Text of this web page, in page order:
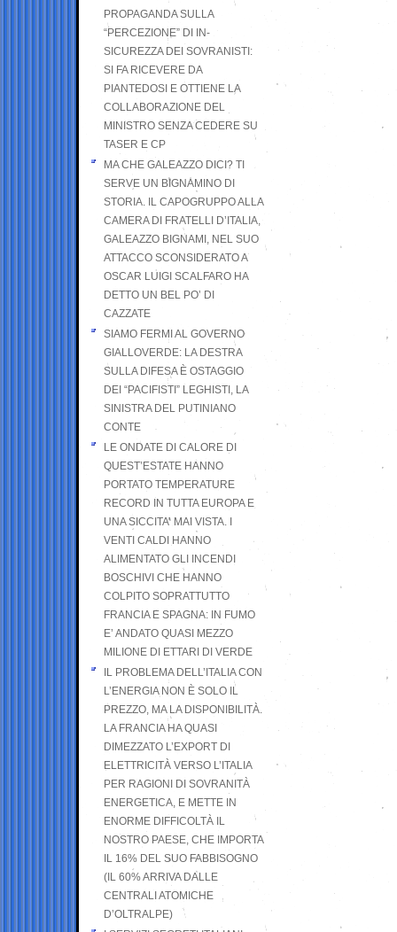
PROPAGANDA SULLA
“PERCEZIONE” DI IN-
SICUREZZA DEI SOVRANISTI:
SI FA RICEVERE DA
PIANTEDOSI E OTTIENE LA
COLLABORAZIONE DEL
MINISTRO SENZA CEDERE SU
TASER E CP
MA CHE GALEAZZO DICI? TI
SERVE UN BIGNAMINO DI
STORIA. IL CAPOGRUPPO ALLA
CAMERA DI FRATELLI D’ITALIA,
GALEAZZO BIGNAMI, NEL SUO
ATTACCO SCONSIDERATO A
OSCAR LUIGI SCALFARO HA
DETTO UN BEL PO’ DI
CAZZATE
SIAMO FERMI AL GOVERNO
GIALLOVERDE: LA DESTRA
SULLA DIFESA È OSTAGGIO
DEI “PACIFISTI” LEGHISTI, LA
SINISTRA DEL PUTINIANO
CONTE
LE ONDATE DI CALORE DI
QUEST’ESTATE HANNO
PORTATO TEMPERATURE
RECORD IN TUTTA EUROPA E
UNA SICCITA’ MAI VISTA. I
VENTI CALDI HANNO
ALIMENTATO GLI INCENDI
BOSCHIVI CHE HANNO
COLPITO SOPRATTUTTO
FRANCIA E SPAGNA: IN FUMO
E’ ANDATO QUASI MEZZO
MILIONE DI ETTARI DI VERDE
IL PROBLEMA DELL’ITALIA CON
L’ENERGIA NON È SOLO IL
PREZZO, MA LA DISPONIBILITÀ.
LA FRANCIA HA QUASI
DIMEZZATO L’EXPORT DI
ELETTRICITÀ VERSO L’ITALIA
PER RAGIONI DI SOVRANITÀ
ENERGETICA, E METTE IN
ENORME DIFFICOLTÀ IL
NOSTRO PAESE, CHE IMPORTA
IL 16% DEL SUO FABBISOGNO
(IL 60% ARRIVA DALLE
CENTRALI ATOMICHE
D’OLTRALPE)